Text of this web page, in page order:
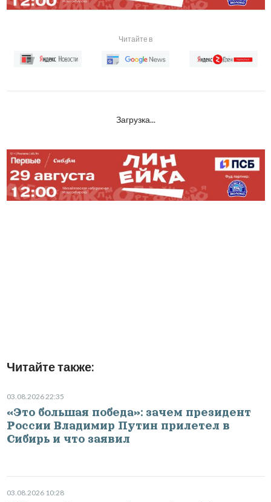
Читайте в
Загрузка...
Читайте также:
03.08.2026 22:35
«Это большая победа»: зачем президент
России Владимир Путин прилетел в
Сибирь и что заявил
03.08.2026 10:28